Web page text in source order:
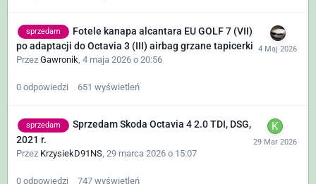
sprzedam
Fotele kanapa alcantara EU GOLF 7 (VII)
po adaptacji do Octavia 3 (III) airbag grzane tapicerki
Przez Gawronik, 4 maja 2026 o 20:56
0 odpowiedzi 651 wyświetleń
sprzedam
Sprzedam Skoda Octavia 4 2.0 TDI, DSG,
2021 r.
Przez KrzysiekD91NS 29 marca 2026 o 15:07
0 odpowiedzi 747 wyświetleń